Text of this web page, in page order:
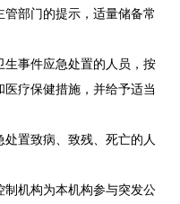
部门的提示，适量储备常
事件应急处置的人员，按
疗保健措施，并给予适当
置致病、致残、死亡的人
制机构为本机构参与突发公